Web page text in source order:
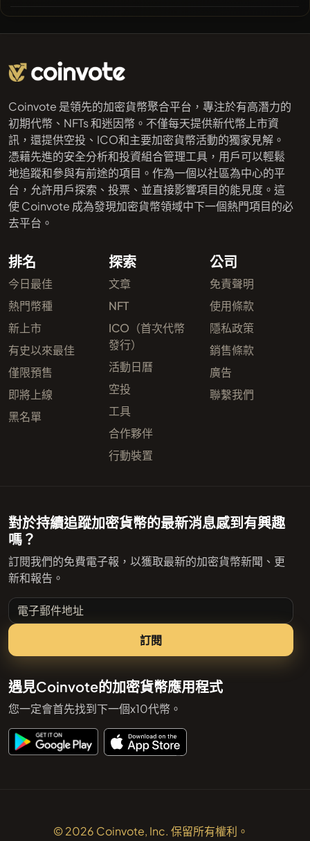
Coinvote 是領先的加密貨幣聚合平台，專注於有高潛力的
初期代幣、NFTs 和迷因幣。不僅每天提供新代幣上市資
訊，還提供空投、ICO和主要加密貨幣活動的獨家見解。
憑藉先進的安全分析和投資組合管理工具，用戶可以輕鬆
地追蹤和參與有前途的項目。作為一個以社區為中心的平
台，允許用戶探索、投票、並直接影響項目的能見度。這
使 Coinvote 成為發現加密貨幣領域中下一個熱門項目的必
去平台。
排名
今日最佳
熱門幣種
新上市
有史以來最佳
僅限預售
即將上線
黑名單
探索
文章
NFT
ICO（首次代幣
發行）
活動日曆
空投
工具
合作夥伴
行動裝置
公司
免責聲明
使用條款
隱私政策
銷售條款
廣告
聯繫我們
對於持續追蹤加密貨幣的最新消息感到有興趣
嗎？
訂閱我們的免費電子報，以獲取最新的加密貨幣新聞、更
新和報告。
電子郵件地址
訂閱
遇見Coinvote的加密貨幣應用程式
您一定會首先找到下一個x10代幣。
© 2026 Coinvote, Inc. 保留所有權利。